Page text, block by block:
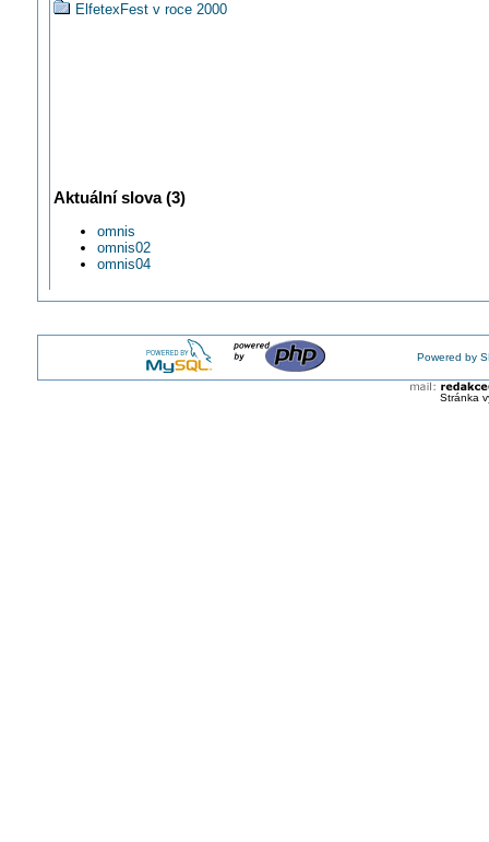
ElfetexFest v roce 2000
Aktuální slova (3)
omnis
omnis02
omnis04
Powered by
Stránka